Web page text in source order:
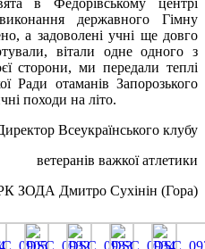
державного Гімну
а задоволені учні ще довго
вітали одне одного з
сторони, ми передали теплі
отаманів Запорозького
походи на літо.
Всеукраїнського клубу
ветеранів важкої атлетики
ЗОДА Дмитро Сухінін (Гора)